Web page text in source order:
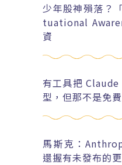
少年股神殞落？
tuational
資
有工具把
型，但那不是免
馬斯克：
還握有未發布的